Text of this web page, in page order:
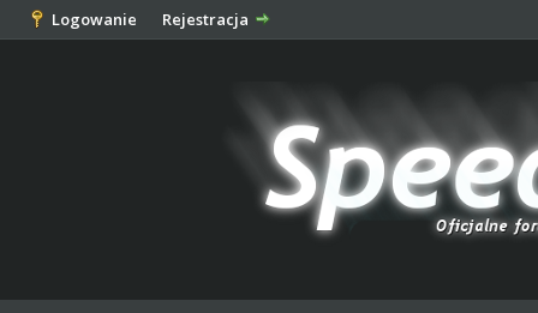
Logowanie Rejestracja